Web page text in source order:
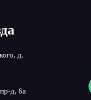
д.
д, 6а